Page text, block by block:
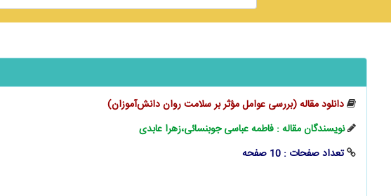
دانلود مقاله (بررسی عوامل مؤثر بر سلامت روان دانش‌آموزان)
نویسندگان مقاله : فاطمه عباسی جوبنسائی،زهرا عابدی
تعداد صفحات : 10 صفحه